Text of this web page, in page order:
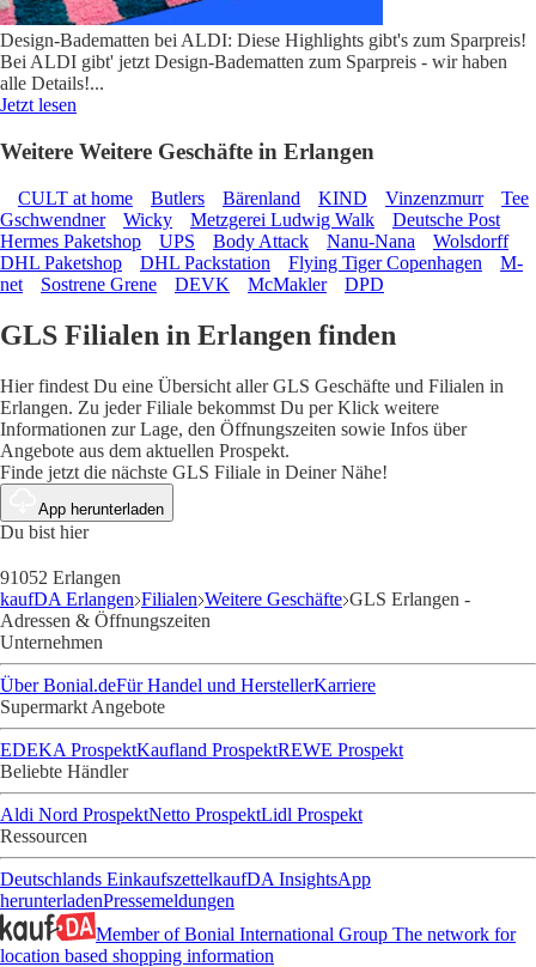
Design-Badematten bei ALDI: Diese Highlights gibt's zum Sparpreis!
Bei ALDI gibt' jetzt Design-Badematten zum Sparpreis - wir haben
alle Details!...
Jetzt lesen
Weitere Weitere Geschäfte in Erlangen
CULT at home Butlers Bärenland KIND Vinzenzmurr
Tee
Gschwendner
Wicky Metzgerei Ludwig Walk
Deutsche Post
Hermes Paketshop
UPS Body Attack Nanu-Nana
Wolsdorff
DHL Paketshop
DHL Packstation Flying Tiger Copenhagen
M-
net
Sostrene Grene DEVK McMakler DPD
GLS Filialen in Erlangen finden
Hier findest Du eine Übersicht aller GLS Geschäfte und Filialen in
Erlangen. Zu jeder Filiale bekommst Du per Klick weitere
Informationen zur Lage, den Öffnungszeiten sowie Infos über
Angebote aus dem aktuellen Prospekt.
Finde jetzt die nächste GLS Filiale in Deiner Nähe!
App herunterladen
Du bist hier
91052 Erlangen
kaufDA Erlangen Filialen Weitere Geschäfte GLS Erlangen -
Adressen & Öffnungszeiten
Unternehmen
Über Bonial.deFür Handel und HerstellerKarriere
Supermarkt Angebote
EDEKA ProspektKaufland ProspektREWE Prospekt
Beliebte Händler
Aldi Nord ProspektNetto ProspektLidl Prospekt
Ressourcen
Deutschlands EinkaufszettelkaufDA InsightsApp
herunterladenPressemeldungen
Member of Bonial International Group The network for
location based shopping information